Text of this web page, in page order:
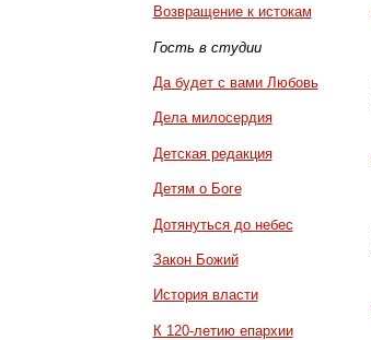
Возвращение к истокам
Гость в студии
Да будет с вами Любовь
Дела милосердия
Детская редакция
Детям о Боге
Дотянуться до небес
Закон Божий
История власти
К 120-летию епархии